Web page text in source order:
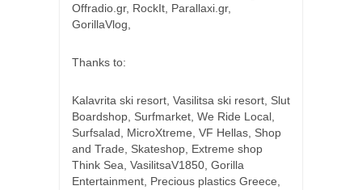
Offradio.gr, RockIt, Parallaxi.gr,
GorillaVlog,
Thanks to:
Kalavrita ski resort, Vasilitsa ski resort, Slut
Boardshop, Surfmarket, We Ride Local,
Surfsalad, MicroXtreme, VF Hellas, Shop
and Trade, Skateshop, Extreme shop
Think Sea, VasilitsaV1850, Gorilla
Entertainment, Precious plastics Greece,